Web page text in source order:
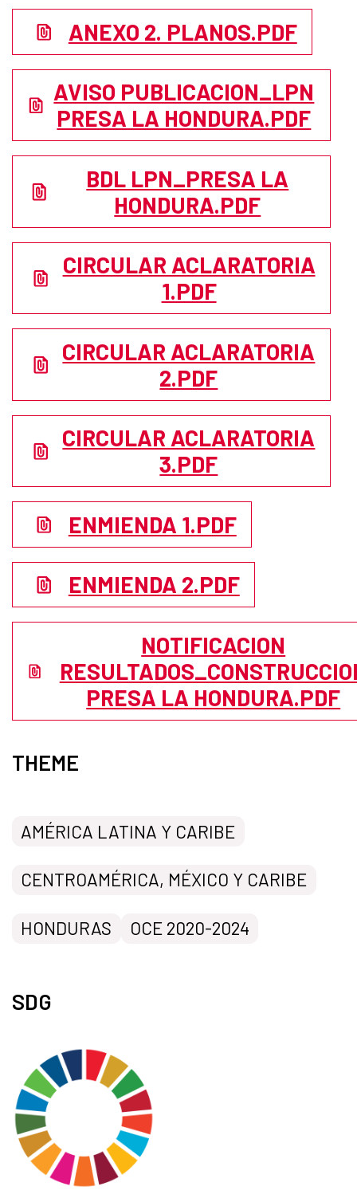
ANEXO 2. PLANOS.PDF
AVISO PUBLICACION_LPN
PRESA LA HONDURA.PDF
BDL LPN_PRESA LA
HONDURA.PDF
CIRCULAR ACLARATORIA
1.PDF
CIRCULAR ACLARATORIA
2.PDF
CIRCULAR ACLARATORIA
3.PDF
ENMIENDA 1.PDF
ENMIENDA 2.PDF
NOTIFICACION
PRESA LA HONDURA.PDF
THEME
AMÉRICA LATINA Y CARIBE
CENTROAMÉRICA, MÉXICO Y CARIBE
HONDURAS OCE 2020-2024
SDG